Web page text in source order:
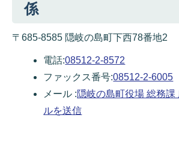
係
〒685-8585 隠岐の島町下西78番地2
電話:08512-2-8572
ファックス番号:08512-2-6005
メール :隠岐の島町役場 総務課
ルを送信